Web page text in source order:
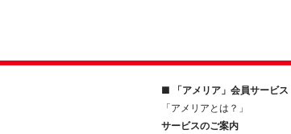
■ 「アメリア」会員サービス
「アメリアとは？」
サービスのご案内